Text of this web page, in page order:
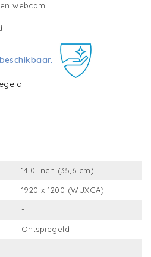
webcam
14.0 inch (35,6 cm)
1920 x 1200 (WUXGA)
-
Ontspiegeld
-